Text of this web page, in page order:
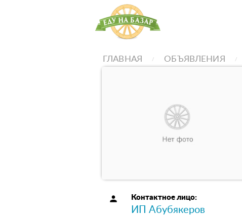
ГЛАВНАЯ ОБЪЯВЛЕНИЯ
person Контактное лицо:
ИП Абубякеров